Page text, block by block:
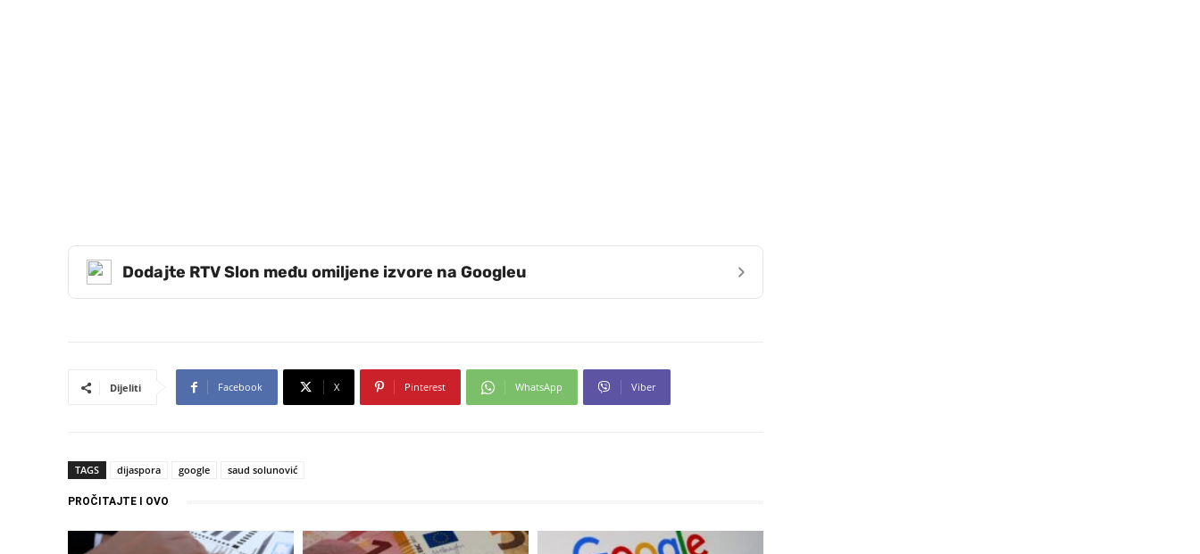
Dodajte RTV Slon među omiljene izvore na Googleu ›
Dijeliti Facebook X Pinterest WhatsApp Viber
TAGS dijaspora google saud solunović
PROČITAJTE I OVO